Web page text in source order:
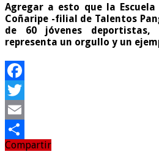
Agregar a esto que la
Coñaripe -filial de Talentos
de 60 jóvenes deportistas,
representa un orgullo y un
Facebook
Twitter
Email
Compartir
Compartir